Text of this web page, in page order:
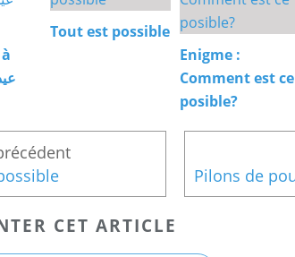
Tout est possible
Enigme :
Comment est ce
posible?
CET ARTICLE